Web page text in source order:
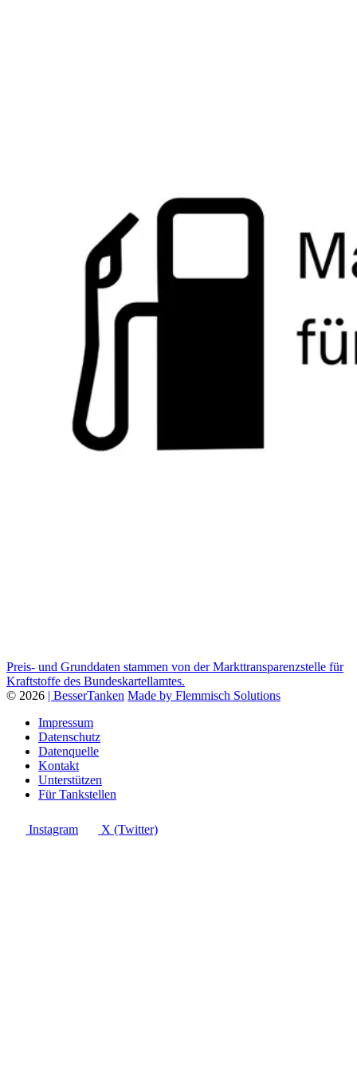
Preis- und Grunddaten stammen von der Markttransparenzstelle für
Kraftstoffe des Bundeskartellamtes.
© 2026 | BesserTanken Made by Flemmisch Solutions
Impressum
Datenschutz
Datenquelle
Kontakt
Unterstützen
Für Tankstellen
Instagram X (Twitter)